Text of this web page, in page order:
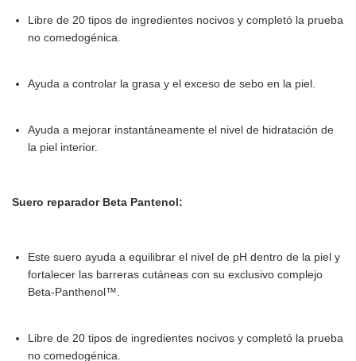
Libre de 20 tipos de ingredientes nocivos y completó la prueba
no comedogénica.
Ayuda a controlar la grasa y el exceso de sebo en la piel.
Ayuda a mejorar instantáneamente el nivel de hidratación de
la piel interior.
Suero reparador Beta Pantenol:
Este suero ayuda a equilibrar el nivel de pH dentro de la piel y
fortalecer las barreras cutáneas con su exclusivo complejo
Beta-Panthenol™.
Libre de 20 tipos de ingredientes nocivos y completó la prueba
no comedogénica.